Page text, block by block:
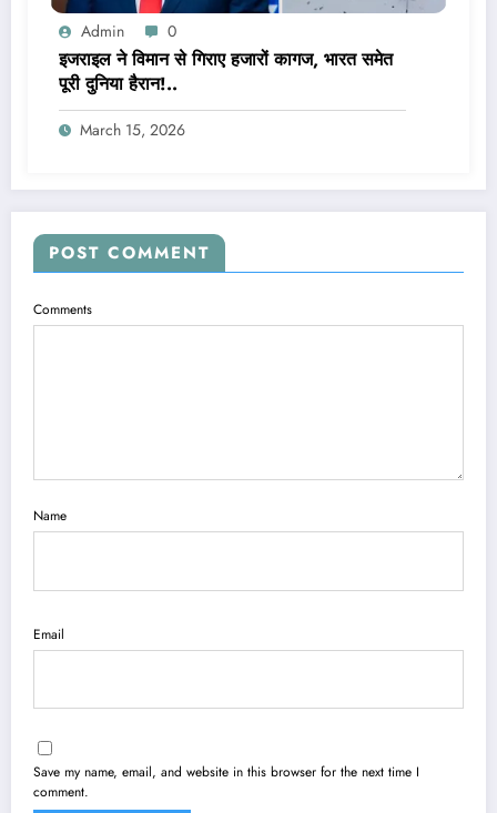
Admin 0
इजराइल ने विमान से गिराए हजारों कागज, भारत समेत
पूरी दुनिया हैरान!..
March 15, 2026
POST COMMENT
Comments
Name
Email
Save my name, email, and website in this browser for the next time I
comment.